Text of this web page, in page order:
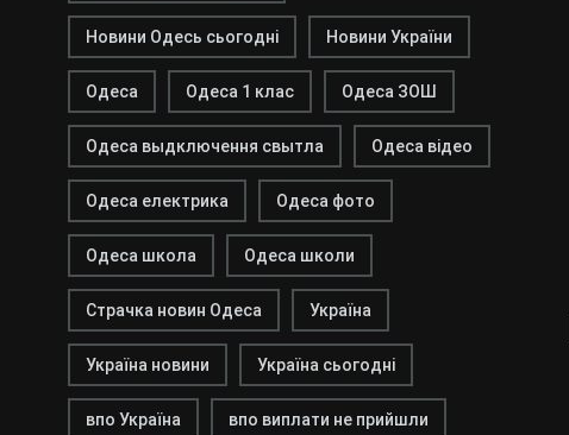
Новини Одесь сьогодні Новини України
Одеса Одеса 1 клас Одеса ЗОШ
Одеса выдключення свытла Одеса відео
Одеса електрика Одеса фото
Одеса школа Одеса школи
Страчка новин Одеса Україна
Україна новини Україна сьогодні
впо Україна впо виплати не прийшли